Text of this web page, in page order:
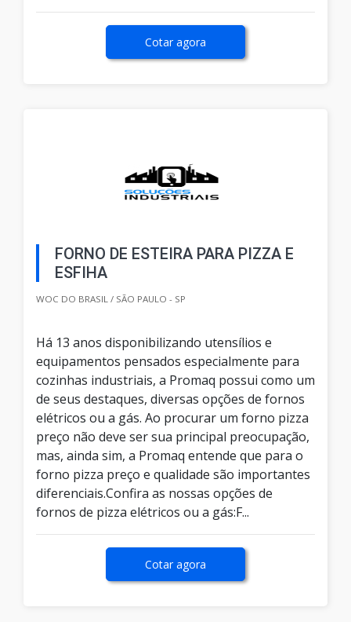
Cotar agora
FORNO DE ESTEIRA PARA PIZZA E
ESFIHA
WOC DO BRASIL / SÃO PAULO - SP
Há 13 anos disponibilizando utensílios e
equipamentos pensados especialmente para
cozinhas industriais, a Promaq possui como um
de seus destaques, diversas opções de fornos
elétricos ou a gás. Ao procurar um forno pizza
preço não deve ser sua principal preocupação,
mas, ainda sim, a Promaq entende que para o
forno pizza preço e qualidade são importantes
diferenciais.Confira as nossas opções de
fornos de pizza elétricos ou a gás:F...
Cotar agora